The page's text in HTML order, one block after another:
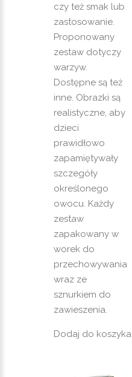
czy też smak lub
zastosowanie.
Proponowany
zestaw dotyczy
warzyw.
Dostępne są też
inne. Obrazki są
realistyczne, aby
dzieci
prawidłowo
zapamiętywały
szczegóły
określonego
owocu. Każdy
zestaw
zapakowany w
worek do
przechowywania
wraz ze
sznurkiem do
zawieszenia.
Dodaj do koszyka